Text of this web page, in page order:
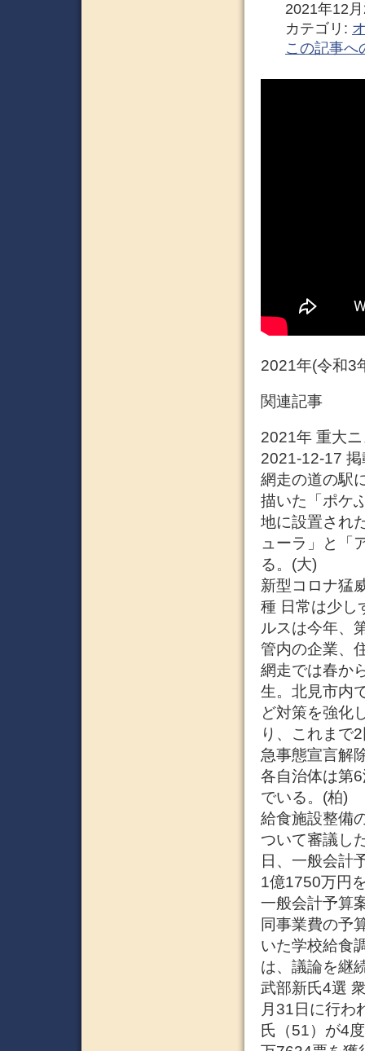
2021年12
カテゴリ:
この記事へ
2021年(令和3
関連記事
2021年 重大
2021-12-17
網走の道の駅
描いた「ポケ
地に設置され
ューラ」と「
る。(大)
新型コロナ猛
種 日常は少し
ルスは今年、
管内の企業、
網走では春か
生。北見市内
ど対策を強化
り、これまで
急事態宣言解
各自治体は第
でいる。(柏)
給食施設整備
ついて審議し
日、一般会計
1億1750万円
一般会計予算
同事業費の予
いた学校給食
は、議論を継
武部新氏4選
月31日に行わ
氏（51）が4